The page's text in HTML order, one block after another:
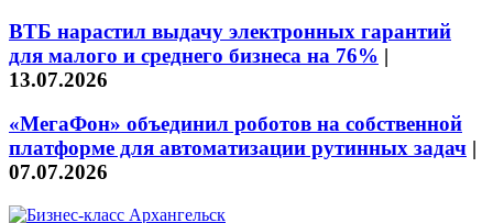
ВТБ нарастил выдачу электронных гарантий
для малого и среднего бизнеса на 76% |
13.07.2026
«МегаФон» объединил роботов на собственной
платформе для автоматизации рутинных задач |
07.07.2026